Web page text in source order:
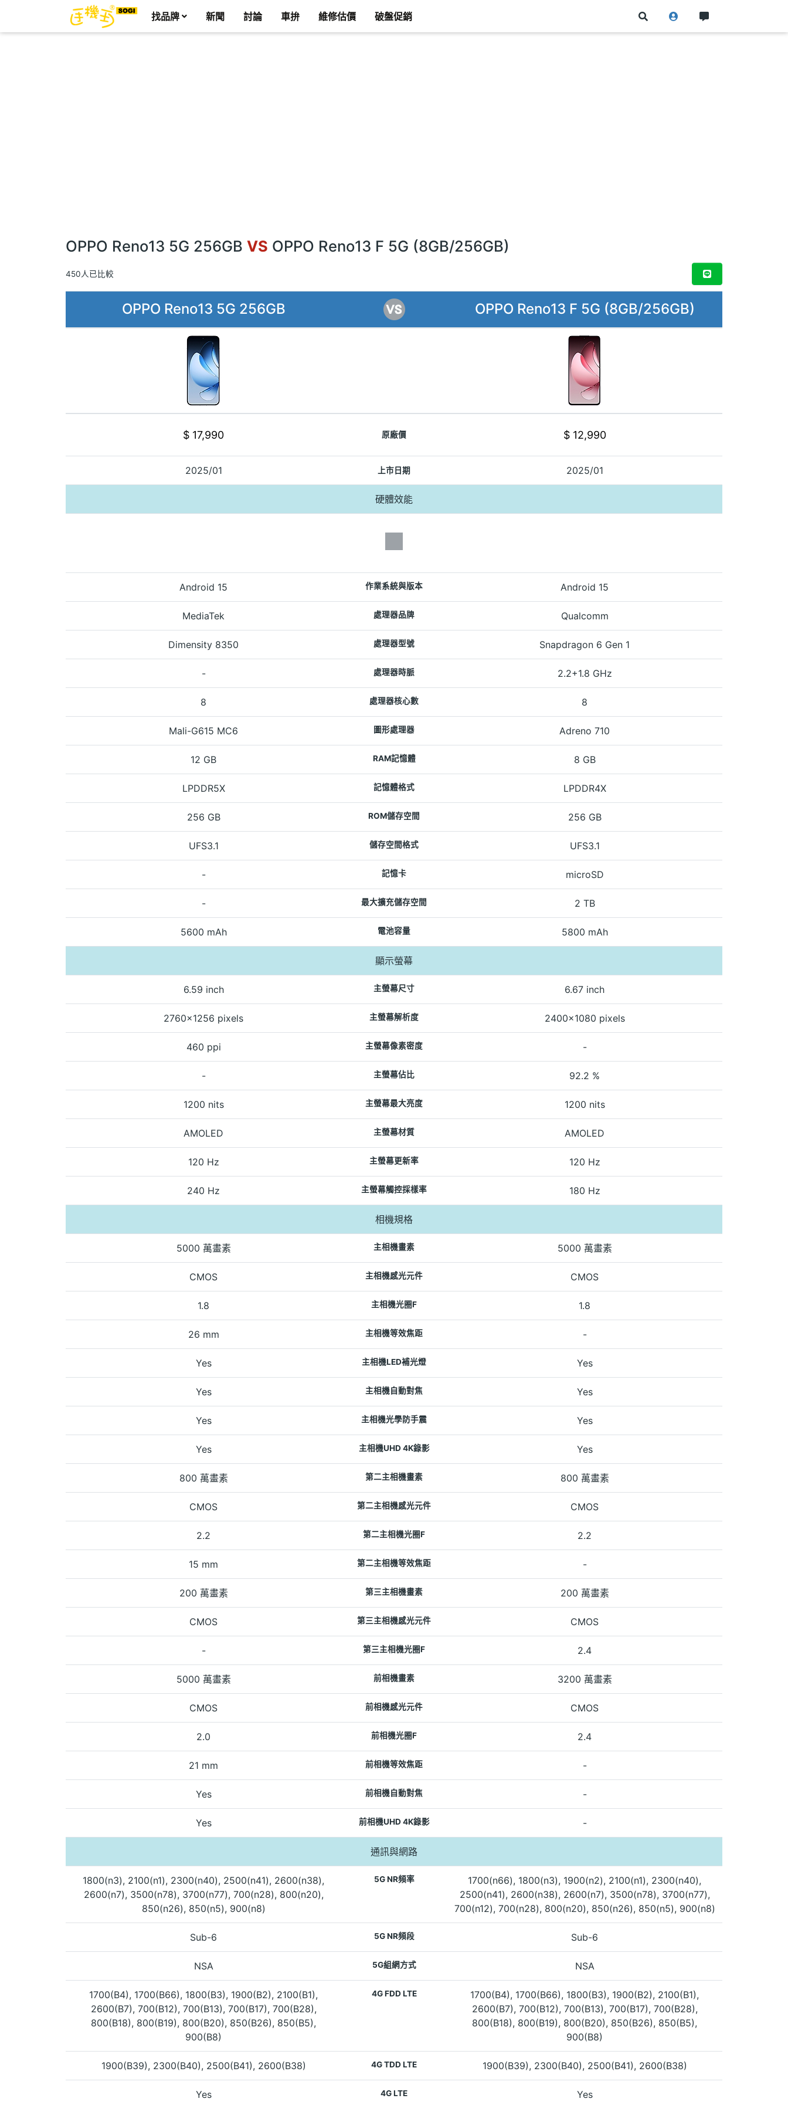
找品牌 新聞 討論 車拚 維修估價 破盤促銷
OPPO Reno13 5G 256GB VS OPPO Reno13 F 5G (8GB/256GB)
450人已比較
OPPO Reno13 5G 256GB OPPO Reno13 F 5G (8GB/256GB)
$ 17,990 原廠價 $ 12,990
2025/01 上市日期 2025/01
硬體效能
Android 15 作業系統與版本 Android 15
MediaTek 處理器品牌 Qualcomm
Dimensity 8350 處理器型號 Snapdragon 6 Gen 1
- 處理器時脈 2.2+1.8 GHz
8 處理器核心數 8
Mali-G615 MC6 圖形處理器 Adreno 710
12 GB RAM記憶體 8 GB
LPDDR5X 記憶體格式 LPDDR4X
256 GB ROM儲存空間 256 GB
UFS3.1 儲存空間格式 UFS3.1
- 記憶卡 microSD
- 最大擴充儲存空間 2 TB
5600 mAh 電池容量 5800 mAh
顯示螢幕
6.59 inch 主螢幕尺寸 6.67 inch
2760x1256 pixels 主螢幕解析度 2400x1080 pixels
460 ppi 主螢幕像素密度 -
- 主螢幕佔比 92.2 %
1200 nits 主螢幕最大亮度 1200 nits
AMOLED 主螢幕材質 AMOLED
120 Hz 主螢幕更新率 120 Hz
240 Hz 主螢幕觸控採樣率 180 Hz
相機規格
5000 萬畫素 主相機畫素 5000 萬畫素
CMOS 主相機感光元件 CMOS
1.8 主相機光圈F 1.8
26 mm 主相機等效焦距 -
Yes 主相機LED補光燈 Yes
Yes 主相機自動對焦 Yes
Yes 主相機光學防手震 Yes
Yes 主相機UHD 4K錄影 Yes
800 萬畫素 第二主相機畫素 800 萬畫素
CMOS 第二主相機感光元件 CMOS
2.2 第二主相機光圈F 2.2
15 mm 第二主相機等效焦距 -
200 萬畫素 第三主相機畫素 200 萬畫素
CMOS 第三主相機感光元件 CMOS
- 第三主相機光圈F 2.4
5000 萬畫素 前相機畫素 3200 萬畫素
CMOS 前相機感光元件 CMOS
2.0 前相機光圈F 2.4
21 mm 前相機等效焦距 -
Yes 前相機自動對焦 -
Yes 前相機UHD 4K錄影 -
通訊與網路
1800(n3), 2100(n1), 2300(n40), 2500(n41), 2600(n38),
2600(n7), 3500(n78), 3700(n77), 700(n28), 800(n20),
850(n26), 850(n5), 900(n8)
5G NR頻率
1700(n66), 1800(n3), 1900(n2), 2100(n1), 2300(n40),
2500(n41), 2600(n38), 2600(n7), 3500(n78), 3700(n77),
700(n12), 700(n28), 800(n20), 850(n26), 850(n5), 900(n8)
Sub-6 5G NR頻段 Sub-6
NSA 5G組網方式 NSA
1700(B4), 1700(B66), 1800(B3), 1900(B2), 2100(B1),
2600(B7), 700(B12), 700(B13), 700(B17), 700(B28),
800(B18), 800(B19), 800(B20), 850(B26), 850(B5),
900(B8)
4G FDD LTE
1700(B4), 1700(B66), 1800(B3), 1900(B2), 2100(B1),
2600(B7), 700(B12), 700(B13), 700(B17), 700(B28),
800(B18), 800(B19), 800(B20), 850(B26), 850(B5),
900(B8)
1900(B39), 2300(B40), 2500(B41), 2600(B38) 4G TDD LTE 1900(B39), 2300(B40), 2500(B41), 2600(B38)
Yes 4G LTE Yes